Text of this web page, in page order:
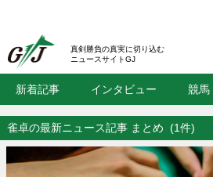
真剣勝負の真実に切り込む
ニュースサイトGJ
新着記事 インタビュー 競馬
雀卓の最新ニュース記事 まとめ (1件)